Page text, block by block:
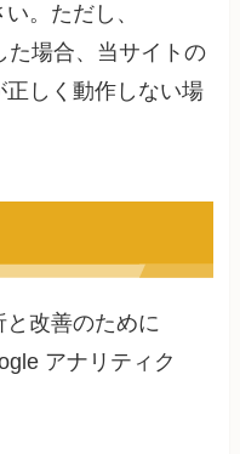
。ただし、
た場合、当サイトの
しく動作しない場
改善のために
アナリティク